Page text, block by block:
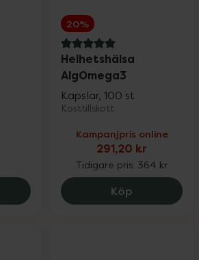
Pharma Omega-3 forte, 137 kr.
20%
5 av 5 i omdöme
Helhetshälsa
AlgOmega3
Kapslar, 100 st
Kosttillskott
Kampanjpris online
291,20 kr
Tidigare pris: 364 kr
Köp